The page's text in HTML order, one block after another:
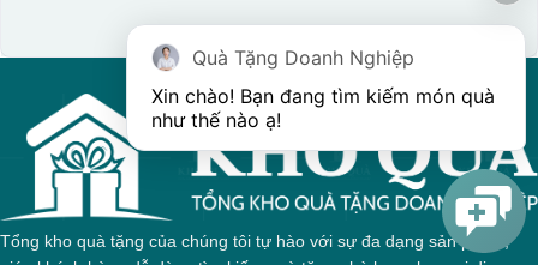
Hộp xi 3 hũ mứt
Tổng kho quà tặng của chúng tôi tự hào với sự đa dạng sản phẩm,
Quà Tặng Doanh Nghiệp
Xin chào! Bạn đang tìm kiếm món quà
như thế nào ạ!